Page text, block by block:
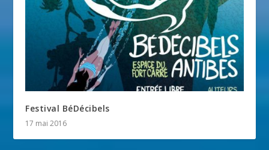
Festival BéDécibels
17 mai 2016